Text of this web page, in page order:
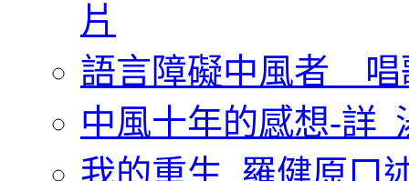
片
語言障礙中風者 唱
中風十年的感想-詳_